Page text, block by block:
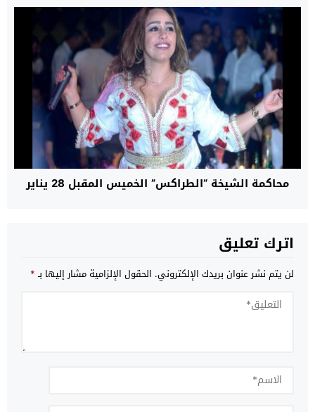
محاكمة الشيخة “الطراكس” الخميس المقبل 28 يناير
اترك تعليق
لن يتم نشر عنوان بريدك الإلكتروني. الحقول الإلزامية مشار إليها بـ*